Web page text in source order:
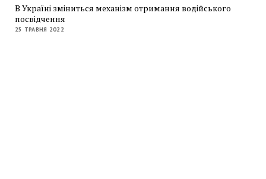
В Україні зміниться механізм отримання водійського
посвідчення
25 ТРАВНЯ 2022